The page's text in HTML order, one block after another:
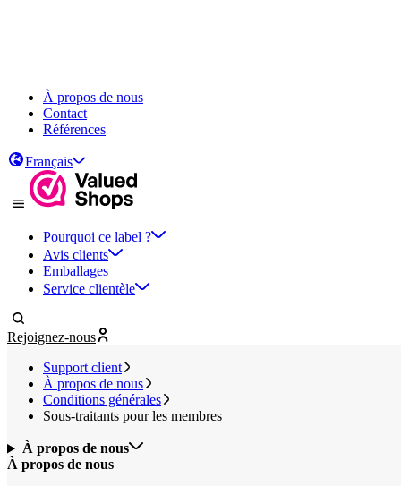
À propos de nous
Contact
Références
Français
Pourquoi ce label ?
Avis clients
Emballages
Service clientèle
Rejoignez-nous
Support client
À propos de nous
Conditions générales
Sous-traitants pour les membres
À propos de nous
À propos de nous